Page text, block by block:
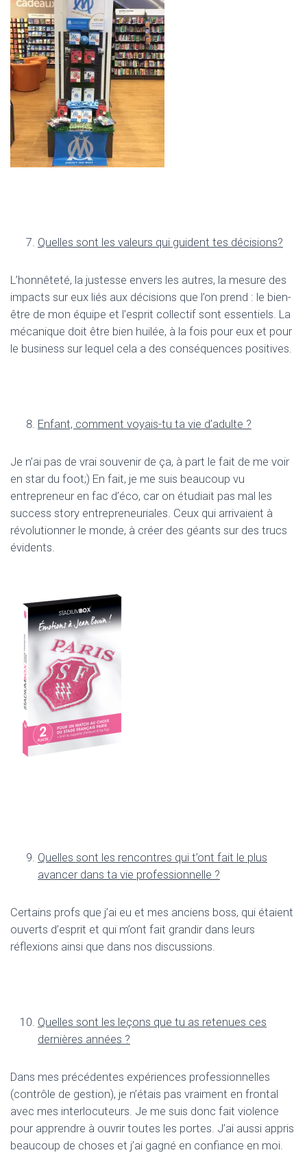
Quelles sont les valeurs qui guident tes décisions?
L’honnêteté, la justesse envers les autres, la mesure des
impacts sur eux liés aux décisions que l’on prend : le bien-
être de mon équipe et l’esprit collectif sont essentiels. La
mécanique doit être bien huilée, à la fois pour eux et pour
le business sur lequel cela a des conséquences positives.
Enfant, comment voyais-tu ta vie d’adulte ?
Je n’ai pas de vrai souvenir de ça, à part le fait de me voir
en star du foot;) En fait, je me suis beaucoup vu
entrepreneur en fac d’éco, car on étudiait pas mal les
success story entrepreneuriales. Ceux qui arrivaient à
révolutionner le monde, à créer des géants sur des trucs
évidents.
Quelles sont les rencontres qui t’ont fait le plus
avancer dans ta vie professionnelle ?
Certains profs que j’ai eu et mes anciens boss, qui étaient
ouverts d’esprit et qui m’ont fait grandir dans leurs
réflexions ainsi que dans nos discussions.
Quelles sont les leçons que tu as retenues ces
dernières années ?
Dans mes précédentes expériences professionnelles
(contrôle de gestion), je n’étais pas vraiment en frontal
avec mes interlocuteurs. Je me suis donc fait violence
pour apprendre à ouvrir toutes les portes. J’ai aussi appris
beaucoup de choses et j’ai gagné en confiance en moi.